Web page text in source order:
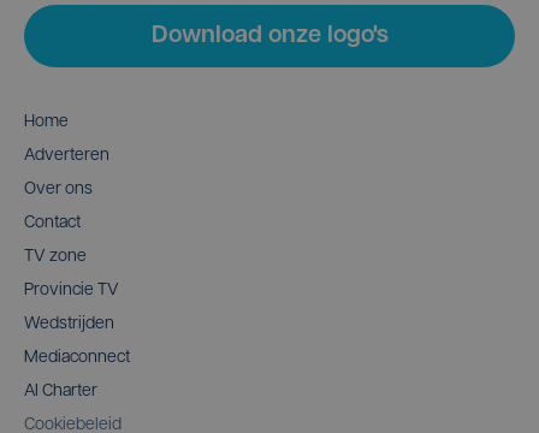
Download onze logo's
Home
Adverteren
Over ons
Contact
TV zone
Provincie TV
Wedstrijden
Mediaconnect
AI Charter
Cookiebeleid